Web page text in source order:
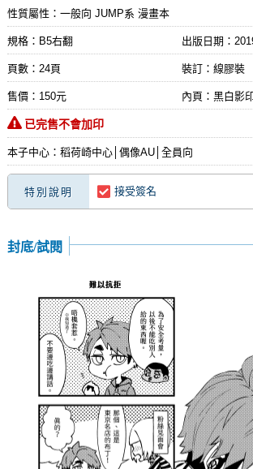
性質屬性：一般向 JUMP系 漫畫本
規格：B5右翻 出版日期：
頁數：24頁 裝訂：線膠裝
售價：150元 內頁：黑白影
已完售不會加印
本子中心：稻荷崎中心│偶像AU│全員向
特別說明 接受簽名
封底/試閱